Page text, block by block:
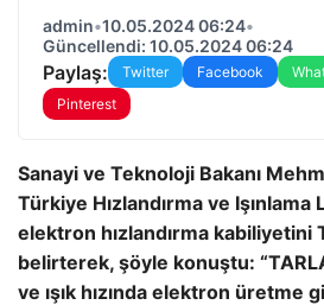
admin•10.05.2024 06:24•
Güncellendi: 10.05.2024 06:24
Paylaş: Twitter Facebook
Pinterest
Sanayi ve Teknoloji Bakanı
Türkiye Hızlandırma ve Işınlama
elektron hızlandırma
belirterek, şöyle konuştu:
ve ışık hızında elektron üretme